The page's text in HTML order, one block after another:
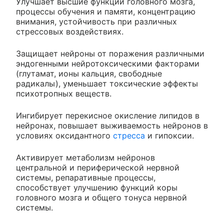
процессы обучения и памяти, концентрацию
внимания, устойчивость при различных
стрессовых воздействиях.
Защищает нейроны от поражения различными
эндогенными нейротоксическими факторами
(глутамат, ионы кальция, свободные
радикалы), уменьшает токсические эффекты
психотропных веществ.
Ингибирует перекисное окисление липидов в
нейронах, повышает выживаемость нейронов в
условиях оксидантного стресса и гипоксии.
Активирует метаболизм нейронов
центральной и периферической нервной
системы, репаративные процессы,
способствует улучшению функций коры
головного мозга и общего тонуса нервной
системы.